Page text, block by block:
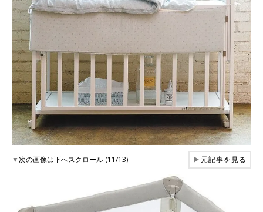
▼次の画像は下へスクロール (11/13) ▶元記事を見る